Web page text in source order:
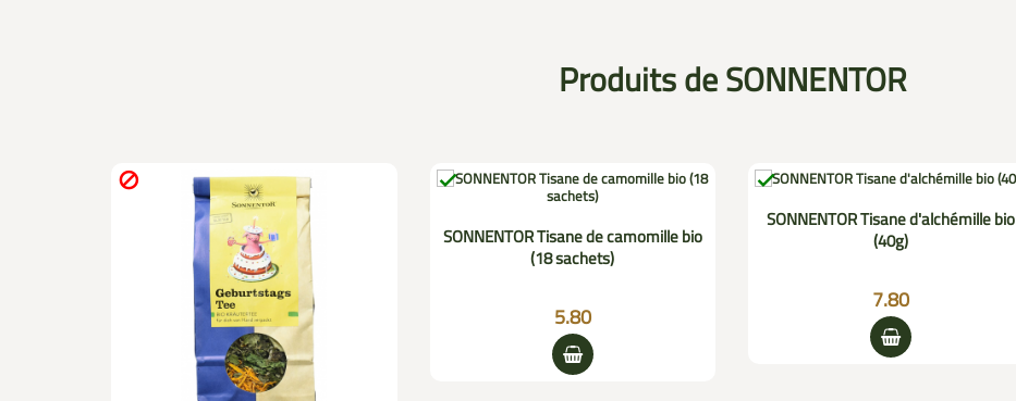
Produits de SONNENTOR
 
SONNENTOR Tisane de camomille bio
(18 sachets)
5.80

SONNENTOR Tisane d'alchémille bio
(40g)
7.80